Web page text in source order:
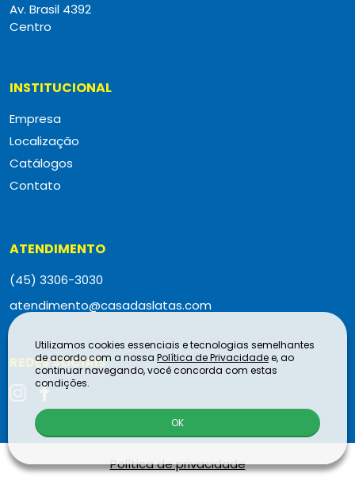
Av. Brasil 4392
Centro
INSTITUCIONAL
Empresa
Localização
Catálogos
Contato
ATENDIMENTO
(45) 3306-3030
atendimento@casadaslatas.com
REDES SOCIAIS
Política de privacidade
Utilizamos cookies essenciais e tecnologias semelhantes
de acordo com a nossa Política de Privacidadee, ao
continuar navegando, você concorda com estas
condições.
OK